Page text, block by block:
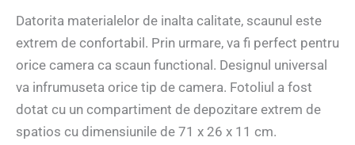
Datorita materialelor de inalta calitate, scaunul este
extrem de confortabil. Prin urmare, va fi perfect pentru
orice camera ca scaun functional. Designul universal
va infrumuseta orice tip de camera. Fotoliul a fost
dotat cu un compartiment de depozitare extrem de
spatios cu dimensiunile de 71 x 26 x 11 cm.